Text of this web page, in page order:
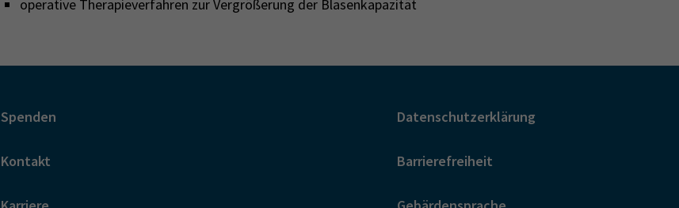
operative Therapieverfahren zur Vergrößerung der Blasenkapazität
Spenden
Kontakt
Datenschutzerklärung
Barrierefreiheit